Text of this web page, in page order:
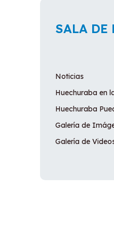
SALA DE
Noticias
Huechuraba en
Huechuraba
Galería de
Galería de